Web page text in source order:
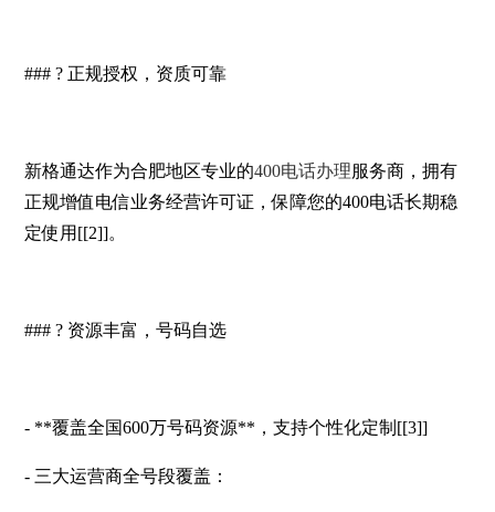
### ? 正规授权，资质可靠
新格通达作为合肥地区专业的400电话办理服务商，拥有
正规增值电信业务经营许可证，保障您的400电话长期稳
定使用[[2]]。
### ? 资源丰富，号码自选
- **覆盖全国600万号码资源**，支持个性化定制[[3]]
- 三大运营商全号段覆盖：